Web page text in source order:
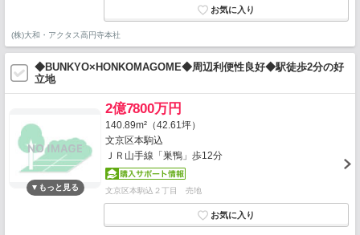
(株)大和・アクタス高円寺本社
◆BUNKYO×HONKOMAGOME◆周辺利便性良好◆駅徒歩2分の好
立地
2億7800万円
140.89m²（42.61坪）
文京区本駒込
ＪＲ山手線「巣鴨」歩12分
文京区本駒込２丁目 売地